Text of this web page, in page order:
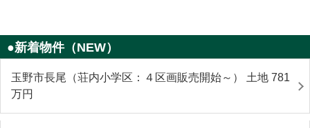
●新着物件（NEW）
玉野市長尾（荘内小学区：４区画販売開始～） 土地 781
万円